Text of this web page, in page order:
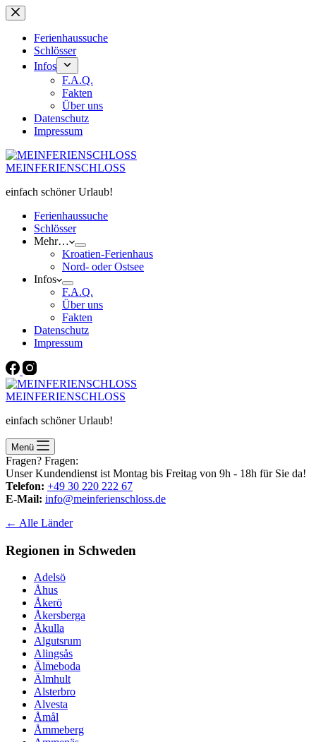
Zum
Inhalt
springenFerienhaussuche
Schlösser
Infos
F.A.Q.
Fakten
Über uns
Datenschutz
Impressum
MEINFERIENSCHLOSS
einfach schöner Urlaub!
Ferienhaussuche
Schlösser
Mehr…
Kroatien-Ferienhaus
Nord- oder Ostsee
Infos
F.A.Q.
Über uns
Fakten
Datenschutz
Impressum
MEINFERIENSCHLOSS
einfach schöner Urlaub!
Menü
Fragen? Fragen:
Unser Kundendienst ist Montag bis Freitag von 9h - 18h für Sie da!
Telefon: +49 30 220 222 67
E-Mail: info@meinferienschloss.de
← Alle Länder
Regionen in Schweden
Adelsö
Åhus
Åkerö
Åkersberga
Åkulla
Algutsrum
Alingsås
Älmeboda
Älmhult
Alsterbro
Alvesta
Åmål
Åmmeberg